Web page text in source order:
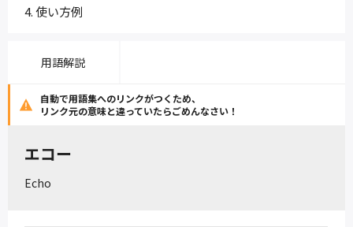
使い方例
用語解説
自動で用語集へのリンクがつくため、
リンク元の意味と違っていたらごめんなさい！
エコー
Echo